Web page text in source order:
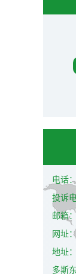
电话
投诉
邮箱
网址
地址
多斯